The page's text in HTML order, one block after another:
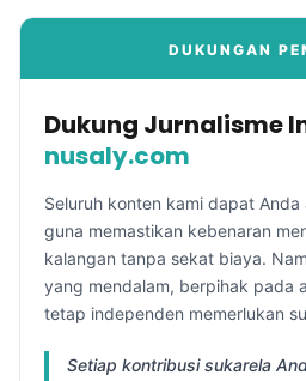
DUKUNGAN
Dukung Jurnalisme
nusaly.com
Seluruh konten kami dapat
guna memastikan kebenaran
kalangan tanpa sekat biaya.
yang mendalam, berpihak pada
tetap independen memerlukan
Setiap kontribusi sukarela